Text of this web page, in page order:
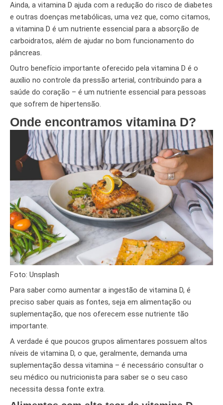
Ainda, a vitamina D ajuda com a redução do risco de diabetes
e outras doenças metabólicas, uma vez que, como citamos,
a vitamina D é um nutriente essencial para a absorção de
carboidratos, além de ajudar no bom funcionamento do
pâncreas.
Outro benefício importante oferecido pela vitamina D é o
auxílio no controle da pressão arterial, contribuindo para a
saúde do coração – é um nutriente essencial para pessoas
que sofrem de hipertensão.
Onde encontramos vitamina D?
Foto: Unsplash
Para saber como aumentar a ingestão de vitamina D, é
preciso saber quais as fontes, seja em alimentação ou
suplementação, que nos oferecem esse nutriente tão
importante.
A verdade é que poucos grupos alimentares possuem altos
níveis de vitamina D, o que, geralmente, demanda uma
suplementação dessa vitamina – é necessário consultar o
seu médico ou nutricionista para saber se o seu caso
necessita dessa fonte extra.